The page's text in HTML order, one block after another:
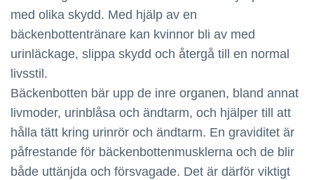
med olika skydd. Med hjälp av en
bäckenbottentränare kan kvinnor bli av med
urinläckage, slippa skydd och återgå till en normal
livsstil.
Bäckenbotten bär upp de inre organen, bland annat
livmoder, urinblåsa och ändtarm, och hjälper till att
hålla tätt kring urinrör och ändtarm. En graviditet är
påfrestande för bäckenbottenmusklerna och de blir
både uttänjda och försvagade. Det är därför viktigt